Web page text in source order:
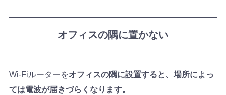
オフィスの隅に置かない
Wi-Fiルーターをオフィスの隅に設置すると、場所によっ
ては電波が届きづらくなります。